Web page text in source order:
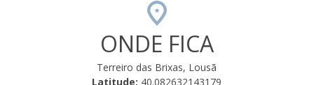
ONDE FICA
Terreiro das Brixas, Lousã
Latitude: 40.082632143179